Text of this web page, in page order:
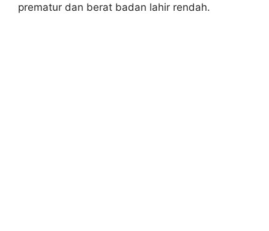
prematur dan berat badan lahir rendah.